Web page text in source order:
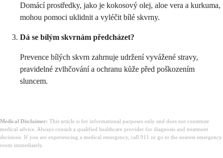
Domácí prostředky, jako je kokosový olej, aloe vera a kurkuma,
mohou pomoci uklidnit a vyléčit bílé skvrny.
Dá se bílým skvrnám předcházet?
Prevence bílých skvrn zahrnuje udržení vyvážené stravy,
pravidelné zvlhčování a ochranu kůže před poškozením
sluncem.
Medical Disclaimer: This article is for informational purposes only and does not constitute
medical advice. Always consult a qualified healthcare provider for diagnosis and treatment
decisions. If you are experiencing a medical emergency, call 911 or go to the nearest emergency
room immediately.